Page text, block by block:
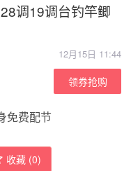
调19调台钓竿鲫
12月15日 11:44
领券抢购
免费配节
收藏 (0)